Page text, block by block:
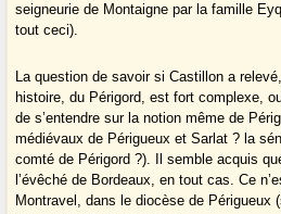
seigneurie de Montaigne par la famille
tout ceci).
La question de savoir si Castillon a
histoire, du Périgord, est fort complexe,
de s’entendre sur la notion même de
médiévaux de Périgueux et Sarlat ? la
comté de Périgord ?). Il semble acquis
l’évêché de Bordeaux, en tout cas. Ce
Montravel, dans le diocèse de Périgueux